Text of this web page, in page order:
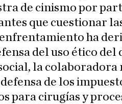
de cinismo por
que cuestionar
ha
del uso ético
la colaboradora
de los
para cirugías y